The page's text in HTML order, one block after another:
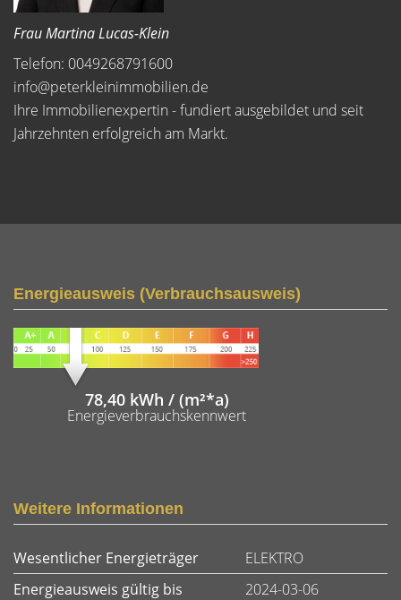
Frau Martina Lucas-Klein
Telefon: 0049268791600
info@peterkleinimmobilien.de
Ihre Immobilienexpertin - fundiert ausgebildet und seit
Jahrzehnten erfolgreich am Markt.
Energieausweis (Verbrauchsausweis)
78,40 kWh / (m²*a)
Energieverbrauchskennwert
Weitere Informationen
Wesentlicher Energieträger
ELEKTRO
Energieausweis gültig bis
2024-03-06